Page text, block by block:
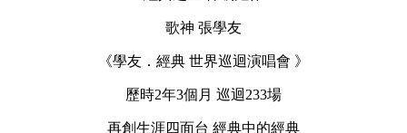
歌神 張學友
《學友．經典 世界巡迴演唱會 》
歷時2年3個月 巡迴233場
再創生涯四面台 經典中的經典